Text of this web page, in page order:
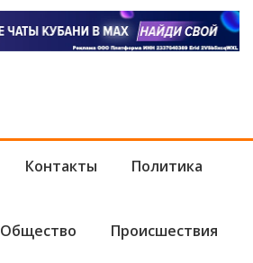
Контакты Политика
Общество Происшествия